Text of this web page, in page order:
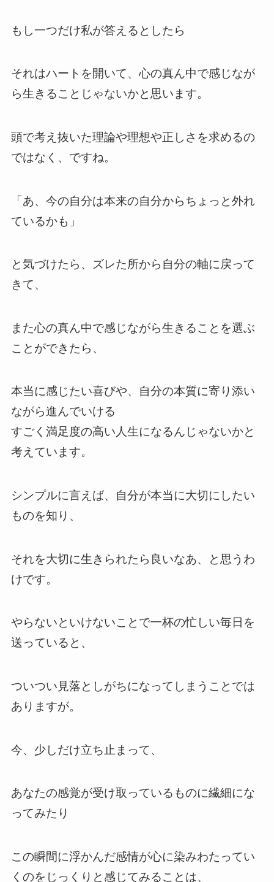
もし一つだけ私が答えるとしたら
それはハートを開いて、心の真ん中で感じなが
ら生きることじゃないかと思います。
頭で考え抜いた理論や理想や正しさを求めるの
ではなく、ですね。
「あ、今の自分は本来の自分からちょっと外れ
ているかも」
と気づけたら、ズレた所から自分の軸に戻って
きて、
また心の真ん中で感じながら生きることを選ぶ
ことができたら、
本当に感じたい喜びや、自分の本質に寄り添い
ながら進んでいける
すごく満足度の高い人生になるんじゃないかと
考えています。
シンプルに言えば、自分が本当に大切にしたい
ものを知り、
それを大切に生きられたら良いなあ、と思うわ
けです。
やらないといけないことで一杯の忙しい毎日を
送っていると、
ついつい見落としがちになってしまうことでは
ありますが。
今、少しだけ立ち止まって、
あなたの感覚が受け取っているものに繊細にな
ってみたり
この瞬間に浮かんだ感情が心に染みわたってい
くのをじっくりと感じてみることは、